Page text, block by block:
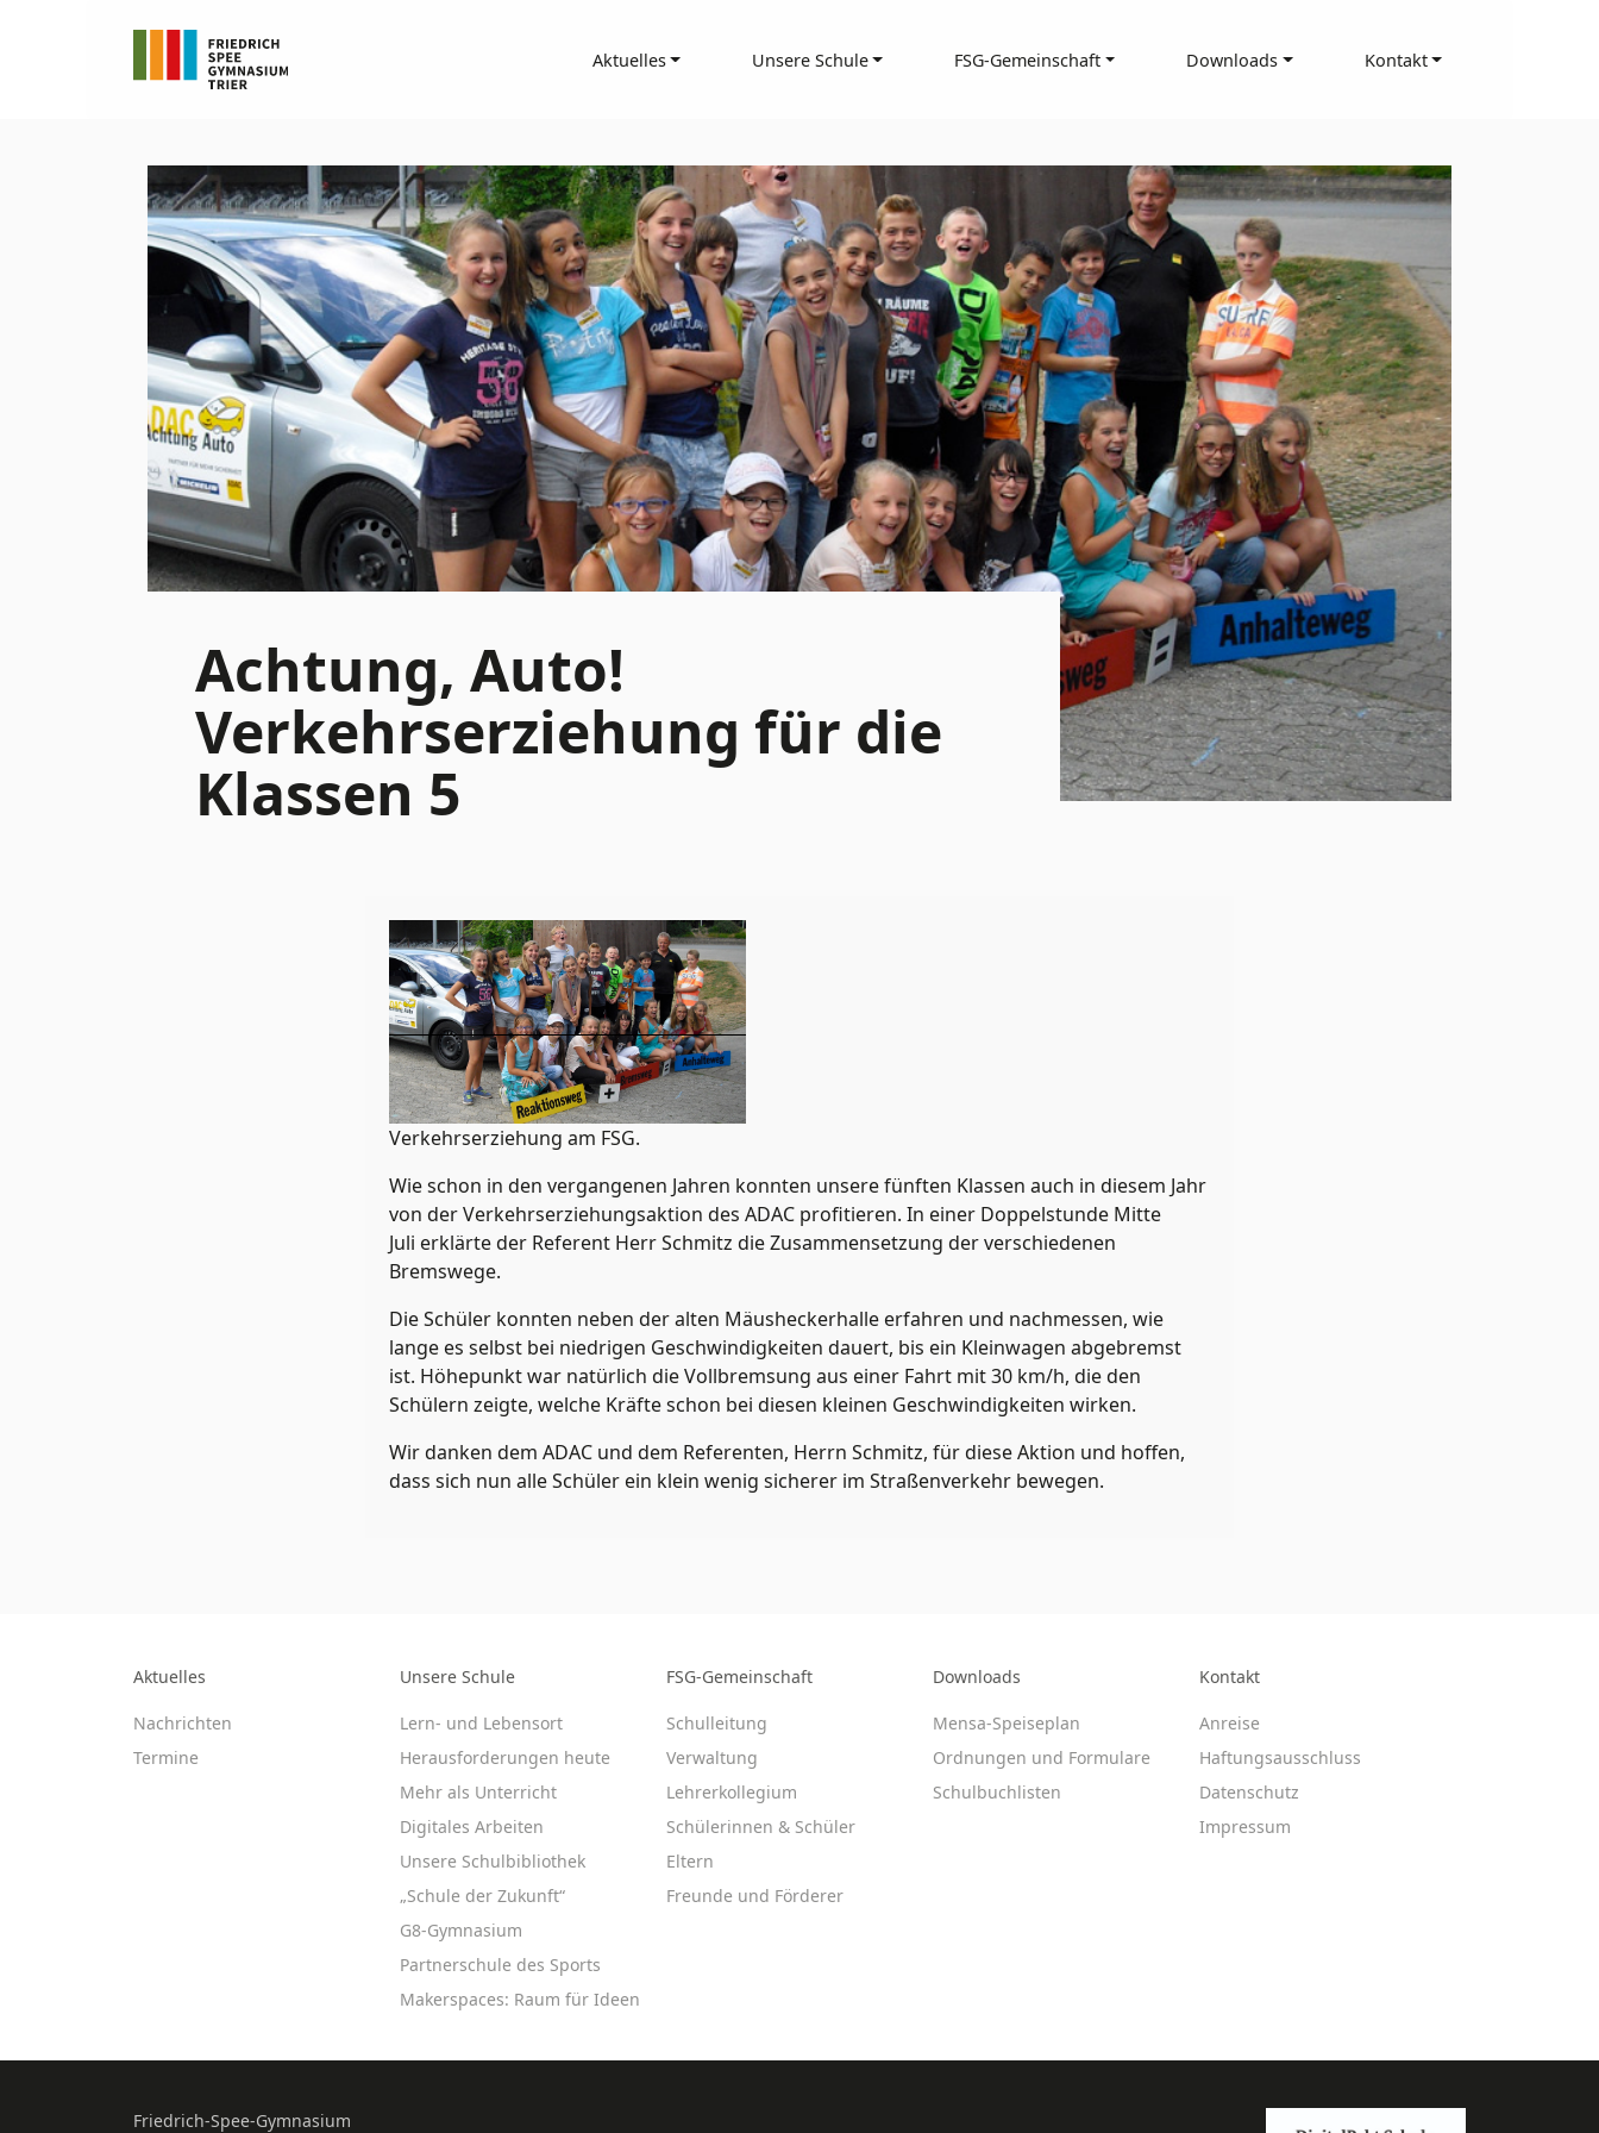
Aktuelles Unsere Schule FSG-Gemeinschaft Downloads Kontakt
Achtung, Auto!
Verkehrserziehung für die
Klassen 5
Verkehrserziehung am FSG.
Wie schon in den vergangenen Jahren konnten unsere fünften Klassen auch in diesem Jahr
von der Verkehrserziehungsaktion des ADAC profitieren. In einer Doppelstunde Mitte
Juli erklärte der Referent Herr Schmitz die Zusammensetzung der verschiedenen
Bremswege.
Die Schüler konnten neben der alten Mäusheckerhalle erfahren und nachmessen, wie
lange es selbst bei niedrigen Geschwindigkeiten dauert, bis ein Kleinwagen abgebremst
ist. Höhepunkt war natürlich die Vollbremsung aus einer Fahrt mit 30 km/h, die den
Schülern zeigte, welche Kräfte schon bei diesen kleinen Geschwindigkeiten wirken.
Wir danken dem ADAC und dem Referenten, Herrn Schmitz, für diese Aktion und hoffen,
dass sich nun alle Schüler ein klein wenig sicherer im Straßenverkehr bewegen.
Aktuelles
Nachrichten
Termine
Unsere Schule
Lern- und Lebensort
Herausforderungen heute
Mehr als Unterricht
Digitales Arbeiten
Unsere Schulbibliothek
„Schule der Zukunft“
G8-Gymnasium
Partnerschule des Sports
Makerspaces: Raum für Ideen
FSG-Gemeinschaft
Schulleitung
Verwaltung
Lehrerkollegium
Schülerinnen & Schüler
Eltern
Freunde und Förderer
Downloads
Mensa-Speiseplan
Ordnungen und Formulare
Schulbuchlisten
Kontakt
Anreise
Haftungsausschluss
Datenschutz
Impressum
Friedrich-Spee-Gymnasium